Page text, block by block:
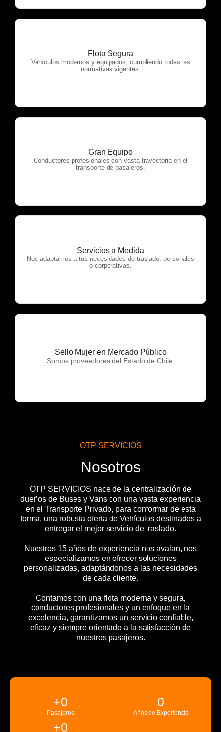
Flota Segura
Vehículos modernos y equipados, cumpliendo todas las
normativas vigentes.
OTP Servicios
Gran Equipo
Conductores profesionales con vasta trayectoria en el
transporte de pasajeros.
OTP Servicios
Servicios a Medida
Nos adaptamos a tus necesidades de traslado; personales
o corporativas.
OTP Servicios
Sello Mujer en Mercado Público
Somos proveedores del Estado de Chile.
OTP Servicios
OTP SERVICIOS
Nosotros
OTP SERVICIOS nace de la centralización de
dueños de Buses y Vans con una vasta experiencia
en el Transporte Privado, para conformar de esta
forma, una robusta oferta de Vehículos destinados a
entregar el mejor servicio de traslado.
Nuestros 15 años de experiencia nos avalan, nos
especializamos en ofrecer soluciones
personalizadas, adaptándonos a las necesidades
de cada cliente.
Contamos con una flota moderna y segura,
conductores profesionales y un enfoque en la
excelencia, garantizamos un servicio confiable,
eficaz y siempre orientado a la satisfacción de
nuestros pasajeros.
Pasajeros
+0
Años de Experiencia
0
+0